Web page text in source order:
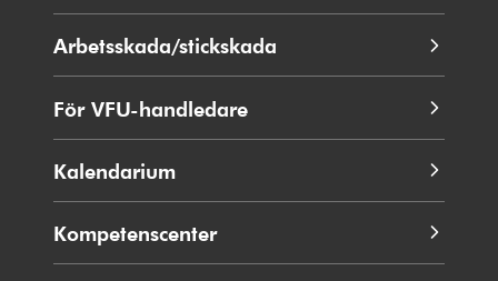
i
fönster
Arbetsskada/stickskada
För VFU-handledare
Kalendarium
Kompetenscenter